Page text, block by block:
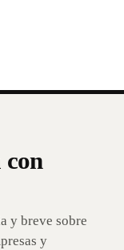
con
y breve sobre
y